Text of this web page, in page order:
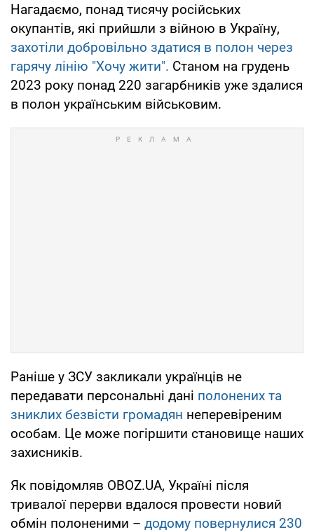
Нагадаємо, понад тисячу російських
окупантів, які прийшли з війною в Україну,
захотіли добровільно здатися в полон через
гарячу лінію "Хочу жити". Станом на грудень
2023 року понад 220 загарбників уже здалися
в полон українським військовим.
Раніше у ЗСУ закликали українців не
передавати персональні дані полонених та
зниклих безвісти громадян неперевіреним
особам. Це може погіршити становище наших
захисників.
Як повідомляв OBOZ.UA, Україні після
тривалої перерви вдалося провести новий
обмін полоненими – додому повернулися 230